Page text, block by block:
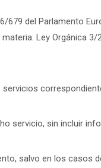
del Parlamento
Ley Orgánica
servicio, sin incluir
salvo en los casos